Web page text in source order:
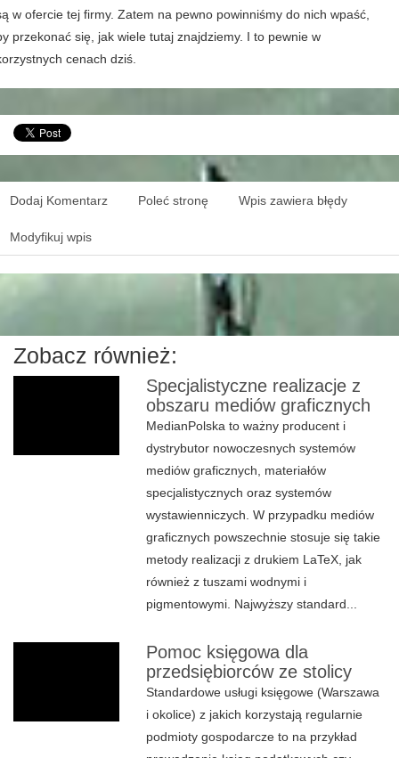
w ofercie tej firmy. Zatem na pewno powinniśmy do nich wpaść,
przekonać się, jak wiele tutaj znajdziemy. I to pewnie w
cenach dziś.
Dodaj Komentarz Poleć stronę Wpis zawiera błędy
Modyfikuj wpis
Zobacz również:
Specjalistyczne realizacje z
obszaru mediów graficznych
MedianPolska to ważny producent i
dystrybutor nowoczesnych systemów
mediów graficznych, materiałów
specjalistycznych oraz systemów
wystawienniczych. W przypadku mediów
graficznych powszechnie stosuje się takie
metody realizacji z drukiem LaTeX, jak
również z tuszami wodnymi i
pigmentowymi. Najwyższy standard...
Pomoc księgowa dla
przedsiębiorców ze stolicy
Standardowe usługi księgowe (Warszawa
i okolice) z jakich korzystają regularnie
podmioty gospodarcze to na przykład